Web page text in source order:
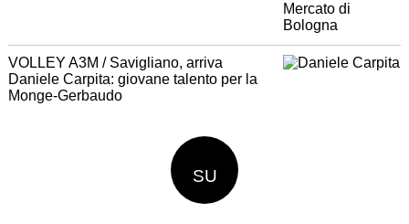
VOLLEY A3M / Savigliano, arriva
Daniele Carpita: giovane talento per la
Monge-Gerbaudo
SU